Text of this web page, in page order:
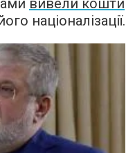
націоналізації.